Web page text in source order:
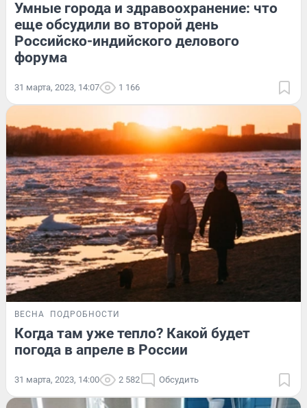
Умные города и здравоохранение: что
еще обсудили во второй день
Российско-индийского делового
форума
31 марта, 2023, 14:07 1 166
ВЕСНА ПОДРОБНОСТИ
Когда там уже тепло? Какой будет
погода в апреле в России
31 марта, 2023, 14:00 2 582 Обсудить